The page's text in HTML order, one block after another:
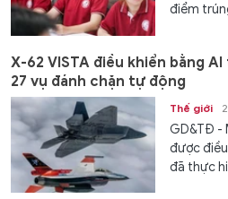
điểm
X-62 VISTA điều khiển bằng
27 vụ đánh chặn tự động
Thế giới
GD&TĐ -
được
đã thực